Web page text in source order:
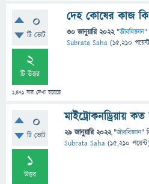
0
টি ভোট
2
টি উত্তর
1,471 বার দেখা হয়েছে
দেহ কোষের কাজ
30 জানুয়ারি 2022 "জীববিজ্ঞান"
Subrata Saha (15,210
0
টি ভোট
1
উত্তর
মাইট্রোকনড্রিয়ায়
29 জানুয়ারি 2022 "জীববিজ্ঞান"
Subrata Saha (15,210 পয়েন্ট)